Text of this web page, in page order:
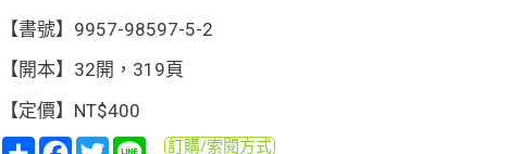
【書號】9957-98597-5-2
【開本】32開，319頁
【定價】NT$400
分 Facebook
Twitter Line訂購/索閱方式